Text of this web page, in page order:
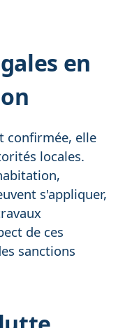
en
confirmée, elle
locales.
s'appliquer,
de ces
sanctions